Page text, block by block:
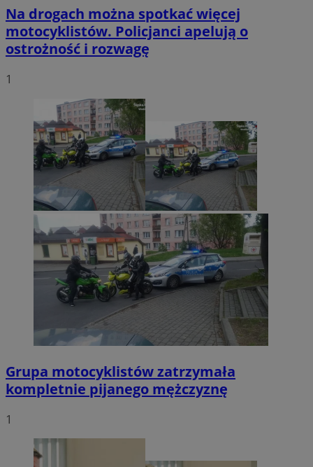
Na drogach można spotkać więcej
motocyklistów. Policjanci apelują o
ostrożność i rozwagę
1
Grupa motocyklistów zatrzymała
kompletnie pijanego mężczyznę
1